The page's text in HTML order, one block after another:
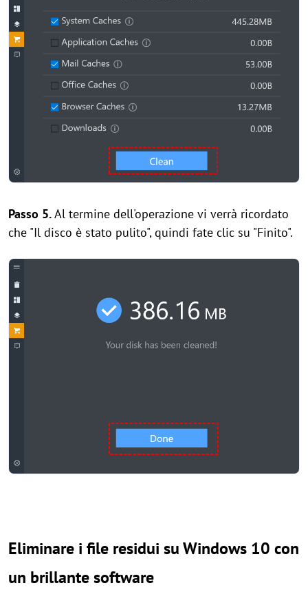
Passo 5.Al termine dell'operazione vi verrà ricordato
che "Il disco è stato pulito", quindi fate clic su "Finito".
Eliminare i file residui su Windows 10 con
un brillante software